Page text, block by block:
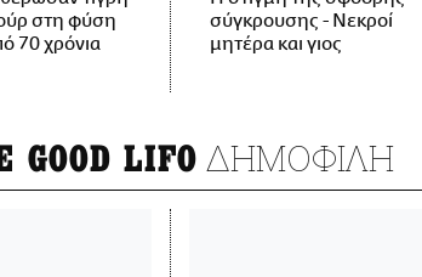
στη φύση
70 χρόνια
σύγκρουσης - Νεκροί
μητέρα και γιος
GOOD LIFO ΔΗΜΟΦΙΛΗ